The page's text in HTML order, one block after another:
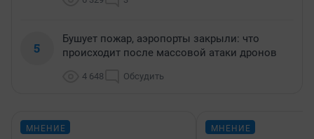
5
Бушует пожар, аэропорты закрыли: что
происходит после массовой атаки дронов
4 648 Обсудить
МНЕНИЕ МНЕНИЕ